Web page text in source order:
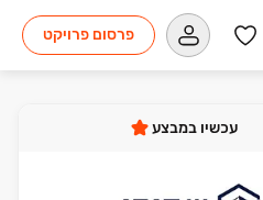
פרסום פרויקט
עכשיו במבצע